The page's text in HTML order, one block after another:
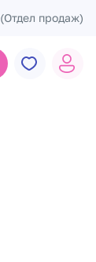
(Отдел продаж)